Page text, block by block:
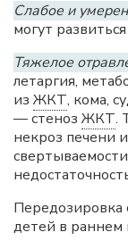
Слабое и
могут
Тяжелое
летаргия,
из ЖКТ, кома,
— стеноз ЖКТ.
некроз печени
Передозировка
детей в раннем